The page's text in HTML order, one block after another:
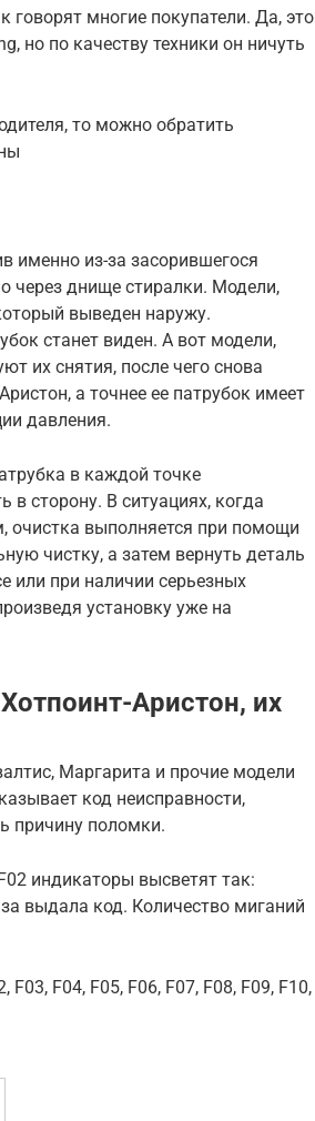
многие покупатели. Да, это
но по качеству техники он ничуть
то можно обратить
именно из-за засорившегося
через днище стиралки. Модели,
выведен наружу.
станет виден. А вот модели,
их снятия, после чего снова
а точнее ее патрубок имеет
давления.
в каждой точке
в сторону. В ситуациях, когда
очистка выполняется при помощи
чистку, а затем вернуть деталь
или при наличии серьезных
установку уже на
Аристон, их
Маргарита и прочие модели
код неисправности,
причину поломки.
индикаторы высветят так:
выдала код. Количество миганий
F04, F05, F06, F07, F08, F09, F10,